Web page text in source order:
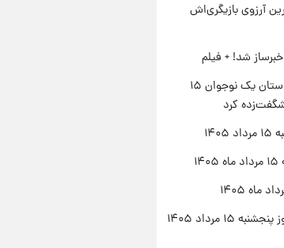
آرزوی بازیگری‌اش
شد! + فیلم
راز طول عمر انسان در دستان یک نوجوان ۱۵
کرد
قیمت دلار بازار آزاد امروز پنجشنبه ۱۵ مرداد ۱۴۰۵